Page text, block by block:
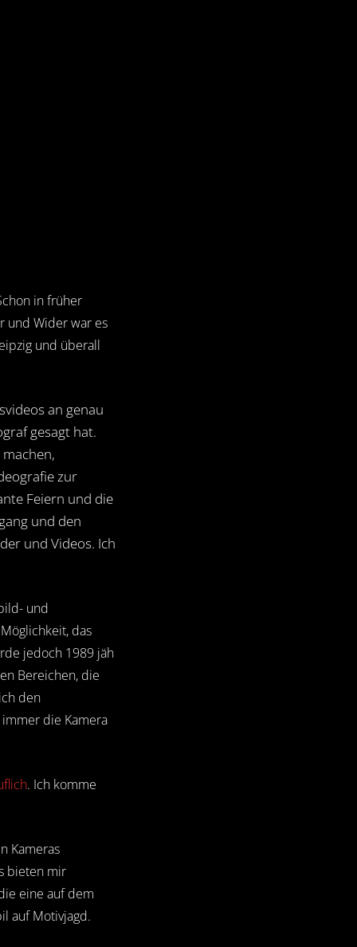
in früher
und Wider war es
und überall
an genau
gesagt hat.
zur
Feiern und die
und den
und Videos. Ich
und
das
jedoch 1989 jäh
Bereichen, die
den
die Kamera
. Ich komme
Kameras
bieten mir
eine auf dem
auf Motivjagd.